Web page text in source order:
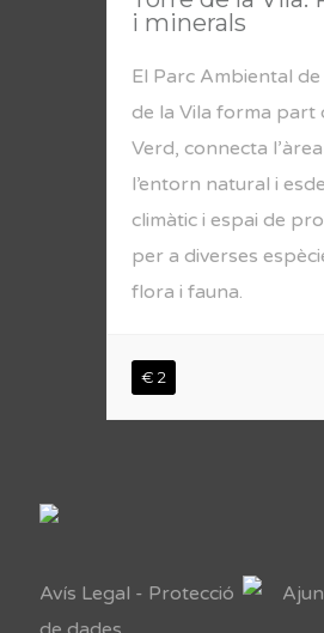
i minerals
El Parc Ambiental
de la Vila forma part
Verd, connecta
l’entorn natural i
climàtic i espai de
per a diverses
flora i fauna.
€ 2
Avís Legal - Protecció